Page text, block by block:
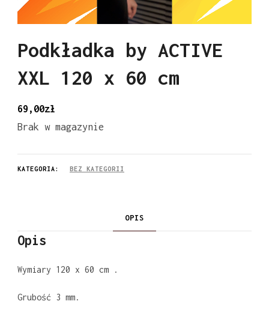
Podkładka by ACTIVE
XXL 120 x 60 cm
69,00zł
Brak w magazynie
KATEGORIA: BEZ KATEGORII
OPIS
Opis
Wymiary 120 x 60 cm .
Grubość 3 mm.